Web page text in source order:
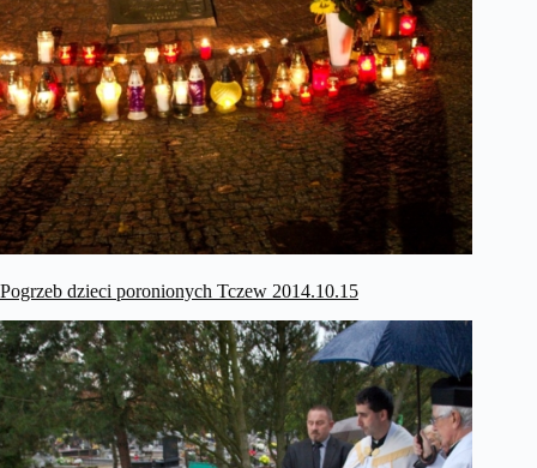
Pogrzeb dzieci poronionych Tczew 2014.10.15